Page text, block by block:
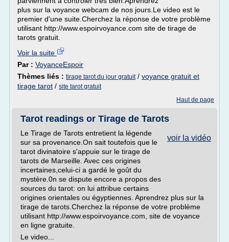
plus sur la voyance webcam de nos jours.Le video est le
premier d'une suite.Cherchez la réponse de votre problème
utilisant http://www.espoirvoyance.com site de tirage de
tarots gratuit.
Voir la suite
Par : VoyanceEspoir
Thèmes liés : tirage tarot du jour gratuit/ voyance gratuit et
tirage tarot / site tarot gratuit
Haut de page
Tarot readings or Tirage de Tarots
voir la vidéo
Le Tirage de Tarots entretient la légende
sur sa provenance.On sait toutefois que le
tarot divinatoire s'appuie sur le tirage de
tarots de Marseille. Avec ces origines
incertaines,celui-ci a gardé le goût du
mystère.0n se dispute encore a propos des
sources du tarot: on lui attribue certains
origines orientales ou égyptiennes. Aprendrez plus sur la
tirage de tarots.Cherchez la réponse de votre problème
utilisant http://www.espoirvoyance.com, site de voyance
en ligne gratuite.
Le video...